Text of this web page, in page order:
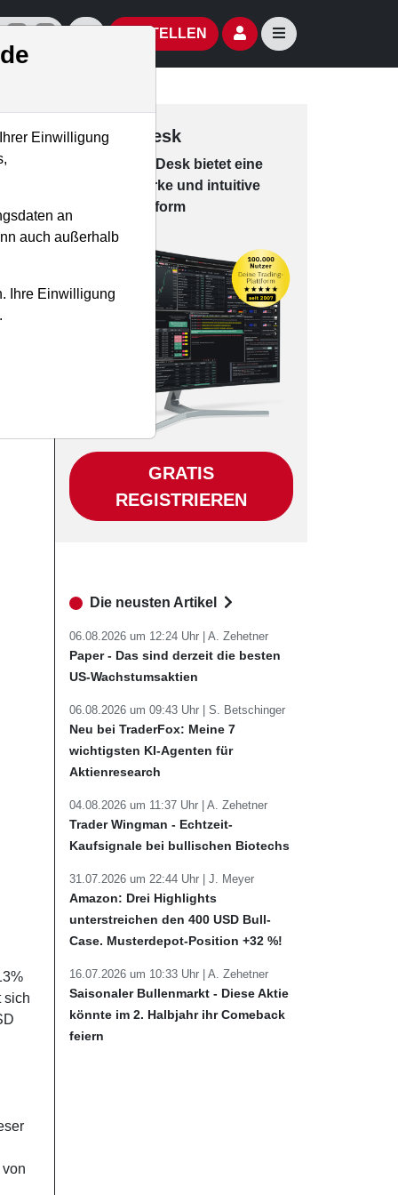
Social Media-Accounts
Aktien- und Artikelsuche öffnen
BESTELLEN Seitennavigation
sich
Trading-Desk
Desk bie­tet eine
leis­tungs­star­ke und in­tui­tive
Han­dels­platt­form
GRATIS
REGISTRIEREN
Die neusten Artikel
06.08.2026 um 12:24 Uhr | A. Zehetner
Paper - Das sind derzeit die besten
US-Wachstumsaktien
06.08.2026 um 09:43 Uhr | S. Betschinger
Neu bei TraderFox: Meine 7
wichtigsten KI-Agenten für
Aktienresearch
04.08.2026 um 11:37 Uhr | A. Zehetner
Trader Wingman - Echtzeit-
Kaufsignale bei bullischen Biotechs
31.07.2026 um 22:44 Uhr | J. Meyer
Amazon: Drei Highlights
unterstreichen den 400 USD Bull-
Case. Musterdepot-Position +32 %!
16.07.2026 um 10:33 Uhr | A. Zehetner
Saisonaler Bullenmarkt - Diese Aktie
könnte im 2. Halbjahr ihr Comeback
feiern
Einwilligung
an
auch außerhalb
Ihre Einwilligung